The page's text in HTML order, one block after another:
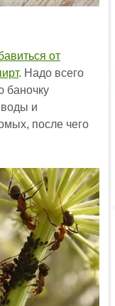
от
. Надо всего
баночку
воды и
после чего